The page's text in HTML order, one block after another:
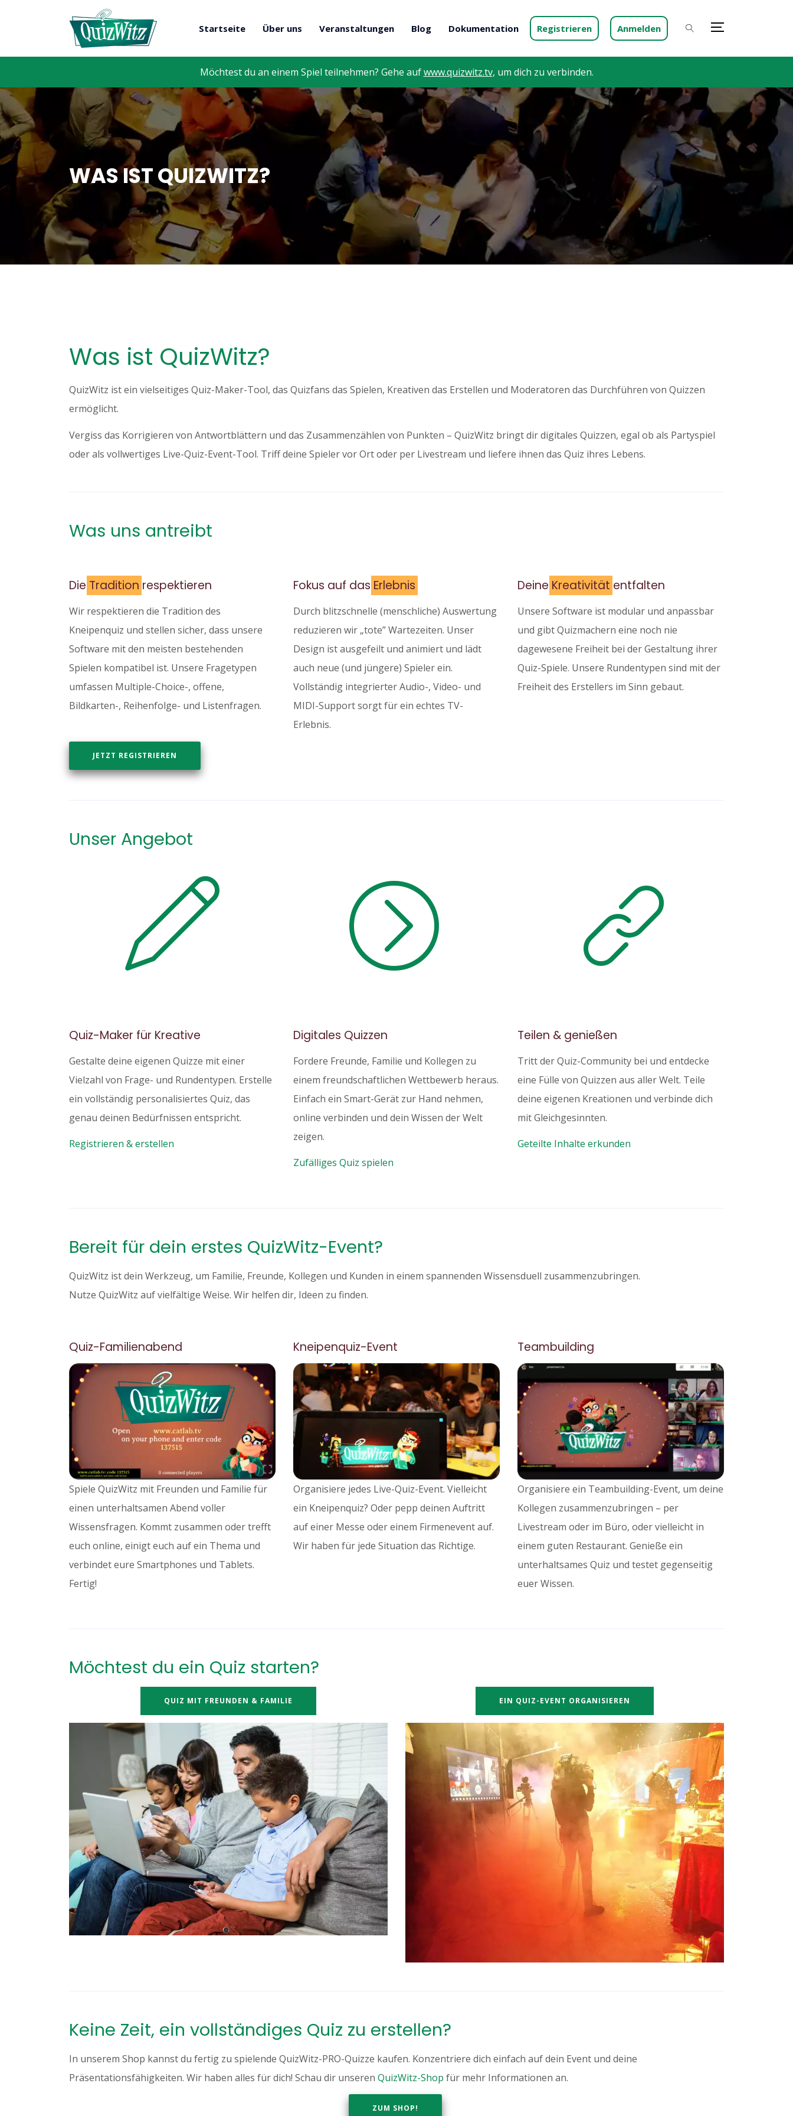
Startseite Über uns Veranstaltungen Blog Dokumentation Registrieren Anmelden
Möchtest du an einem Spiel teilnehmen? Gehe aufwww.quizwitz.tv, um dich zu verbinden.
WAS IST QUIZWITZ?
Was ist QuizWitz?
QuizWitz ist ein vielseitiges Quiz-Maker-Tool, das Quizfans das Spielen, Kreativen das Erstellen und Moderatoren das Durchführen von Quizzen
ermöglicht.
Vergiss das Korrigieren von Antwortblättern und das Zusammenzählen von Punkten – QuizWitz bringt dir digitales Quizzen, egal ob als Partyspiel
oder als vollwertiges Live-Quiz-Event-Tool. Triff deine Spieler vor Ort oder per Livestream und liefere ihnen das Quiz ihres Lebens.
Was uns antreibt
Die Tradition respektieren
Wir respektieren die Tradition des
Kneipenquiz und stellen sicher, dass unsere
Software mit den meisten bestehenden
Spielen kompatibel ist. Unsere Fragetypen
umfassen Multiple-Choice-, offene,
Bildkarten-, Reihenfolge- und Listenfragen.
Fokus auf das Erlebnis
Durch blitzschnelle (menschliche) Auswertung
reduzieren wir „tote” Wartezeiten. Unser
Design ist ausgefeilt und animiert und lädt
auch neue (und jüngere) Spieler ein.
Vollständig integrierter Audio-, Video- und
MIDI-Support sorgt für ein echtes TV-
Erlebnis.
Deine Kreativität entfalten
Unsere Software ist modular und anpassbar
und gibt Quizmachern eine noch nie
dagewesene Freiheit bei der Gestaltung ihrer
Quiz-Spiele. Unsere Rundentypen sind mit der
Freiheit des Erstellers im Sinn gebaut.
JETZT REGISTRIEREN
Unser Angebot
Quiz-Maker für Kreative
Gestalte deine eigenen Quizze mit einer
Vielzahl von Frage- und Rundentypen. Erstelle
ein vollständig personalisiertes Quiz, das
genau deinen Bedürfnissen entspricht.
Registrieren & erstellen
Digitales Quizzen
Fordere Freunde, Familie und Kollegen zu
einem freundschaftlichen Wettbewerb heraus.
Einfach ein Smart-Gerät zur Hand nehmen,
online verbinden und dein Wissen der Welt
zeigen.
Zufälliges Quiz spielen
Teilen & genießen
Tritt der Quiz-Community bei und entdecke
eine Fülle von Quizzen aus aller Welt. Teile
deine eigenen Kreationen und verbinde dich
mit Gleichgesinnten.
Geteilte Inhalte erkunden
Bereit für dein erstes QuizWitz-Event?
QuizWitz ist dein Werkzeug, um Familie, Freunde, Kollegen und Kunden in einem spannenden Wissensduell zusammenzubringen.
Nutze QuizWitz auf vielfältige Weise. Wir helfen dir, Ideen zu finden.
Quiz-Familienabend
Spiele QuizWitz mit Freunden und Familie für
einen unterhaltsamen Abend voller
Wissensfragen. Kommt zusammen oder trefft
euch online, einigt euch auf ein Thema und
verbindet eure Smartphones und Tablets.
Fertig!
Kneipenquiz-Event
Organisiere jedes Live-Quiz-Event. Vielleicht
ein Kneipenquiz? Oder pepp deinen Auftritt
auf einer Messe oder einem Firmenevent auf.
Wir haben für jede Situation das Richtige.
Teambuilding
Organisiere ein Teambuilding-Event, um deine
Kollegen zusammenzubringen – per
Livestream oder im Büro, oder vielleicht in
einem guten Restaurant. Genieße ein
unterhaltsames Quiz und testet gegenseitig
euer Wissen.
Möchtest du ein Quiz starten?
QUIZ MIT FREUNDEN & FAMILIE EIN QUIZ-EVENT ORGANISIEREN
Keine Zeit, ein vollständiges Quiz zu erstellen?
In unserem Shop kannst du fertig zu spielende QuizWitz-PRO-Quizze kaufen. Konzentriere dich einfach auf dein Event und deine
Präsentationsfähigkeiten. Wir haben alles für dich! Schau dir unseren QuizWitz-Shop für mehr Informationen an.
ZUM SHOP!